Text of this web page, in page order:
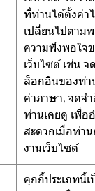
ที่ท่านได้ตั้งค่า
เปลี่ยนไปตาม
ความพึงพอใจ
เว็บไซต์ เช่น จ
ล็อกอินของท่า
ค่าภาษา, จดจ
ท่านเคยดู เพื่อ
สะดวกเมื่อท่า
งานเว็บไซต์
คุกกี้ประเภทนี้